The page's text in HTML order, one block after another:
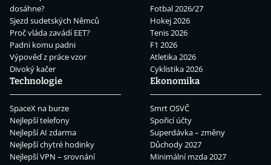
dosáhne?
Sjezd sudetských Němců
Proč vláda zavádí EET?
Padni komu padni
Výpověď z práce vzor
Divoký kačer
Fotbal 2026/27
Hokej 2026
Tenis 2026
F1 2026
Atletika 2026
Cyklistika 2026
Technologie
SpaceX na burze
Nejlepší telefony
Nejlepší AI zdarma
Nejlepší chytré hodinky
Nejlepší VPN – srovnání
Ekonomika
Smrt OSVČ
Spořicí účty
Superdávka – změny
Důchody 2027
Minimální mzda 2027